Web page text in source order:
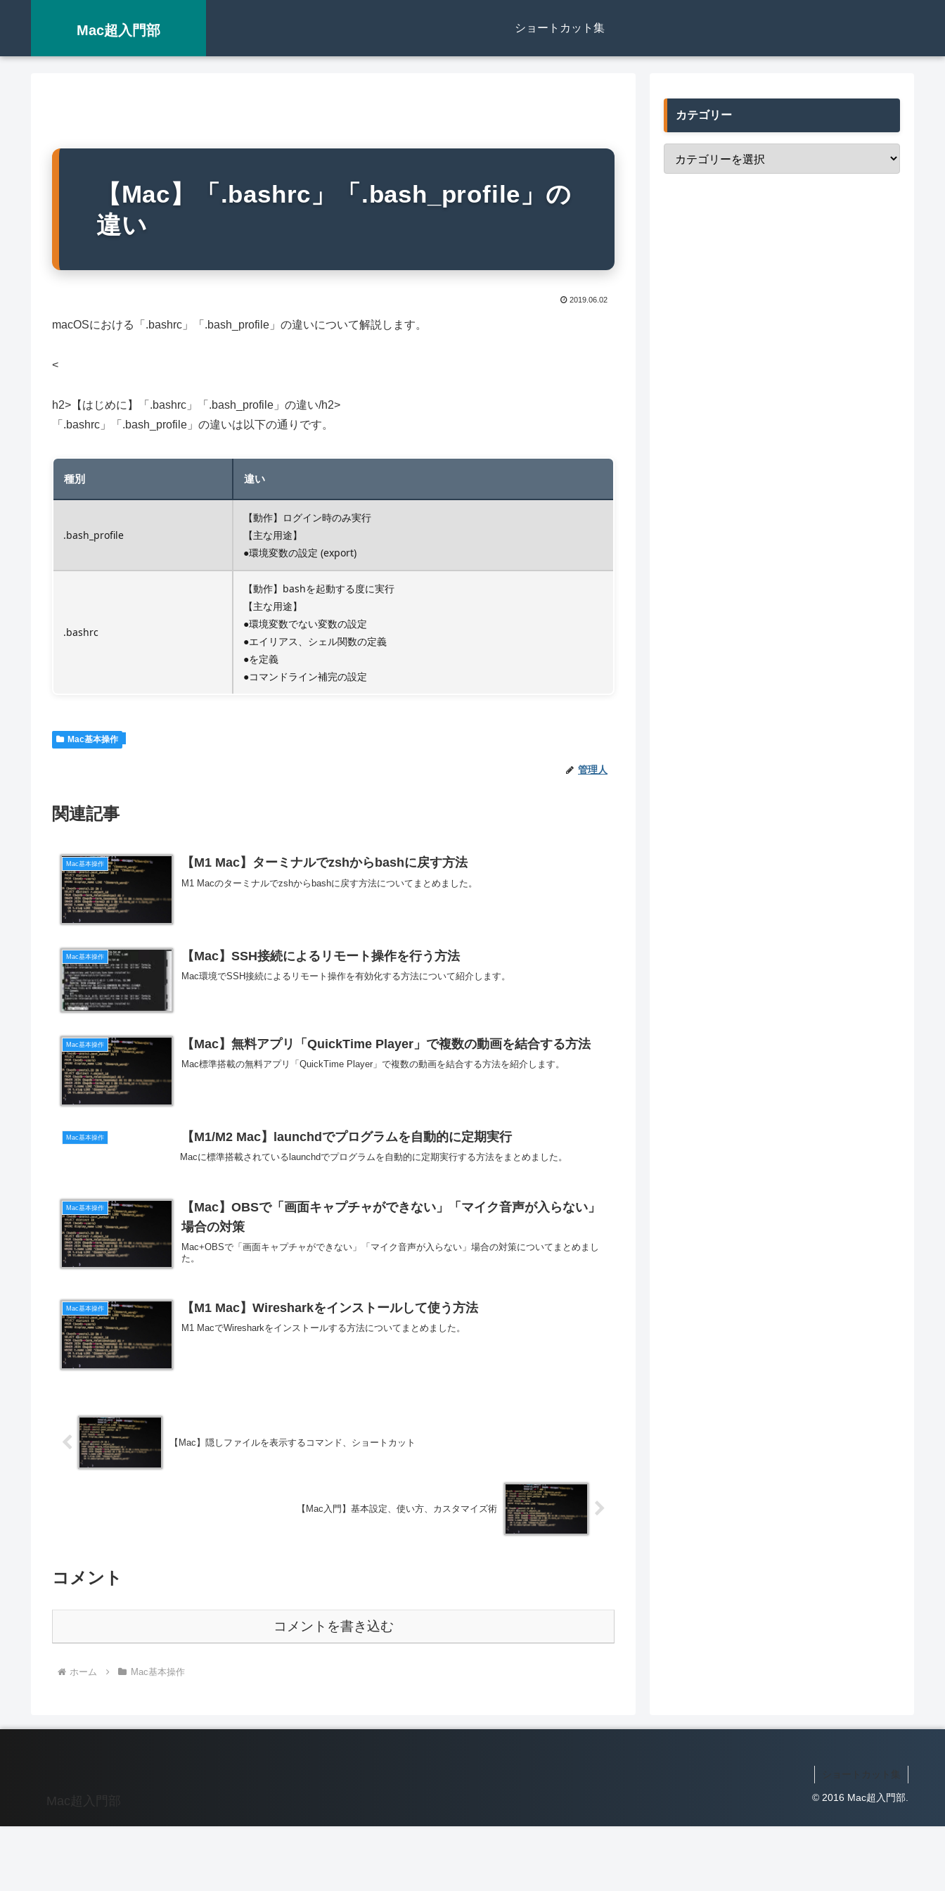
Mac超入門部 ショートカット集
【Mac】「.bashrc」「.bash_profile」の
違い
2019.06.02
macOSにおける「.bashrc」「.bash_profile」の違いについて解説します。
<
h2>【はじめに】「.bashrc」「.bash_profile」の違い/h2>
「.bashrc」「.bash_profile」の違いは以下の通りです。
種別 違い
.bash_profile
【動作】ログイン時のみ実行
【主な用途】
●環境変数の設定 (export)
.bashrc
【動作】bashを起動する度に実行
【主な用途】
●環境変数でない変数の設定
●エイリアス、シェル関数の定義
●を定義
●コマンドライン補完の設定
Mac基本操作
管理人
関連記事
Mac基本操作 【M1 Mac】ターミナルでzshからbashに戻す方法
M1 Macのターミナルでzshからbashに戻す方法についてまとめました。
Mac基本操作 【Mac】SSH接続によるリモート操作を行う方法
Mac環境でSSH接続によるリモート操作を有効化する方法について紹介します。
Mac基本操作 【Mac】無料アプリ「QuickTime Player」で複数の動画を結合する方法
Mac標準搭載の無料アプリ「QuickTime Player」で複数の動画を結合する方法を紹介します。
Mac基本操作 【M1/M2 Mac】launchdでプログラムを自動的に定期実行
Macに標準搭載されているlaunchdでプログラムを自動的に定期実行する方法をまとめました。
Mac基本操作
【Mac】OBSで「画面キャプチャができない」「マイク音声が入らない」
場合の対策
Mac+OBSで「画面キャプチャができない」「マイク音声が入らない」場合の対策についてまとめまし
た。
Mac基本操作 【M1 Mac】Wiresharkをインストールして使う方法
M1 MacでWiresharkをインストールする方法についてまとめました。
【Mac】隠しファイルを表示するコマンド、ショートカット
【Mac入門】基本設定、使い方、カスタマイズ術
コメント
コメントを書き込む
ホーム Mac基本操作
カテゴリー
Mac超入門部
ショートカット集
© 2016 Mac超入門部.